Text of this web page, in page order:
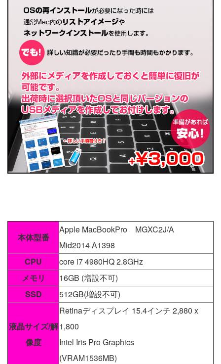
本体型番
Apple MacBookPro MGXC2J/A
Mid2014 A1398
CPU
core i7 4980HQ 2.8GHz
メモリ
16GB (増設不可)
SSD
512GB(増設不可)
液晶サイズ/解
像度
Retinaディスプレイ 15.4インチ 2,880 x
1,800
Intel Iris Pro Graphics
(VRAM1536MB)